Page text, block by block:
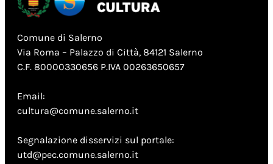
Comune di Salerno
Via Roma – Palazzo di Città, 84121 Salerno
C.F. 80000330656 P.IVA 00263650657
Email:
cultura@comune.salerno.it
Segnalazione disservizi sul portale:
utd@pec.comune.salerno.it